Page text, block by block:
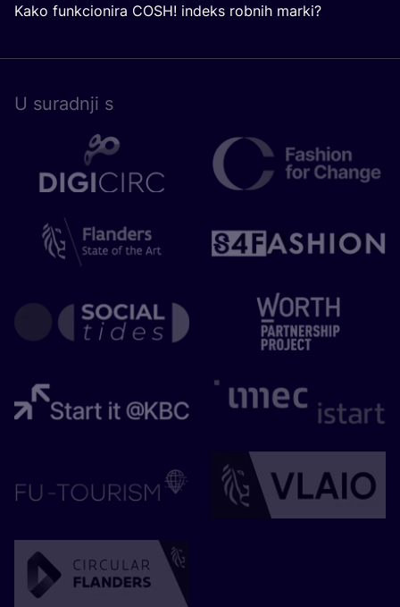
Kako funkcionira COSH! indeks robnih marki?
U surad­nji s